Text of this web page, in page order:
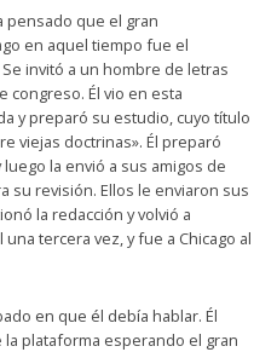
pensado que el gran
en aquel tiempo fue el
invitó a un hombre de letras
congreso. Él vio en esta
y preparó su estudio, cuyo título
viejas doctrinas». Él preparó
la envió a sus amigos de
su revisión. Ellos le enviaron sus
la redacción y volvió a
tercera vez, y fue a Chicago al
en que él debía hablar. Él
plataforma esperando el gran